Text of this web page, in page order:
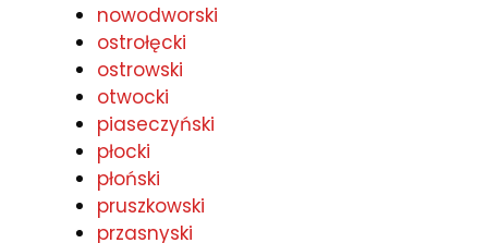
nowodworski
ostrołęcki
ostrowski
otwocki
piaseczyński
płocki
płoński
pruszkowski
przasnyski